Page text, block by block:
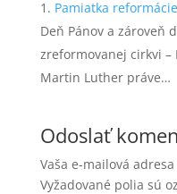
Pamiatka
Deň Pánov a zároveň
zreformovanej cirkvi –
Martin Luther práve…
Odoslať
Vaša e-mailová
Vyžadované polia sú